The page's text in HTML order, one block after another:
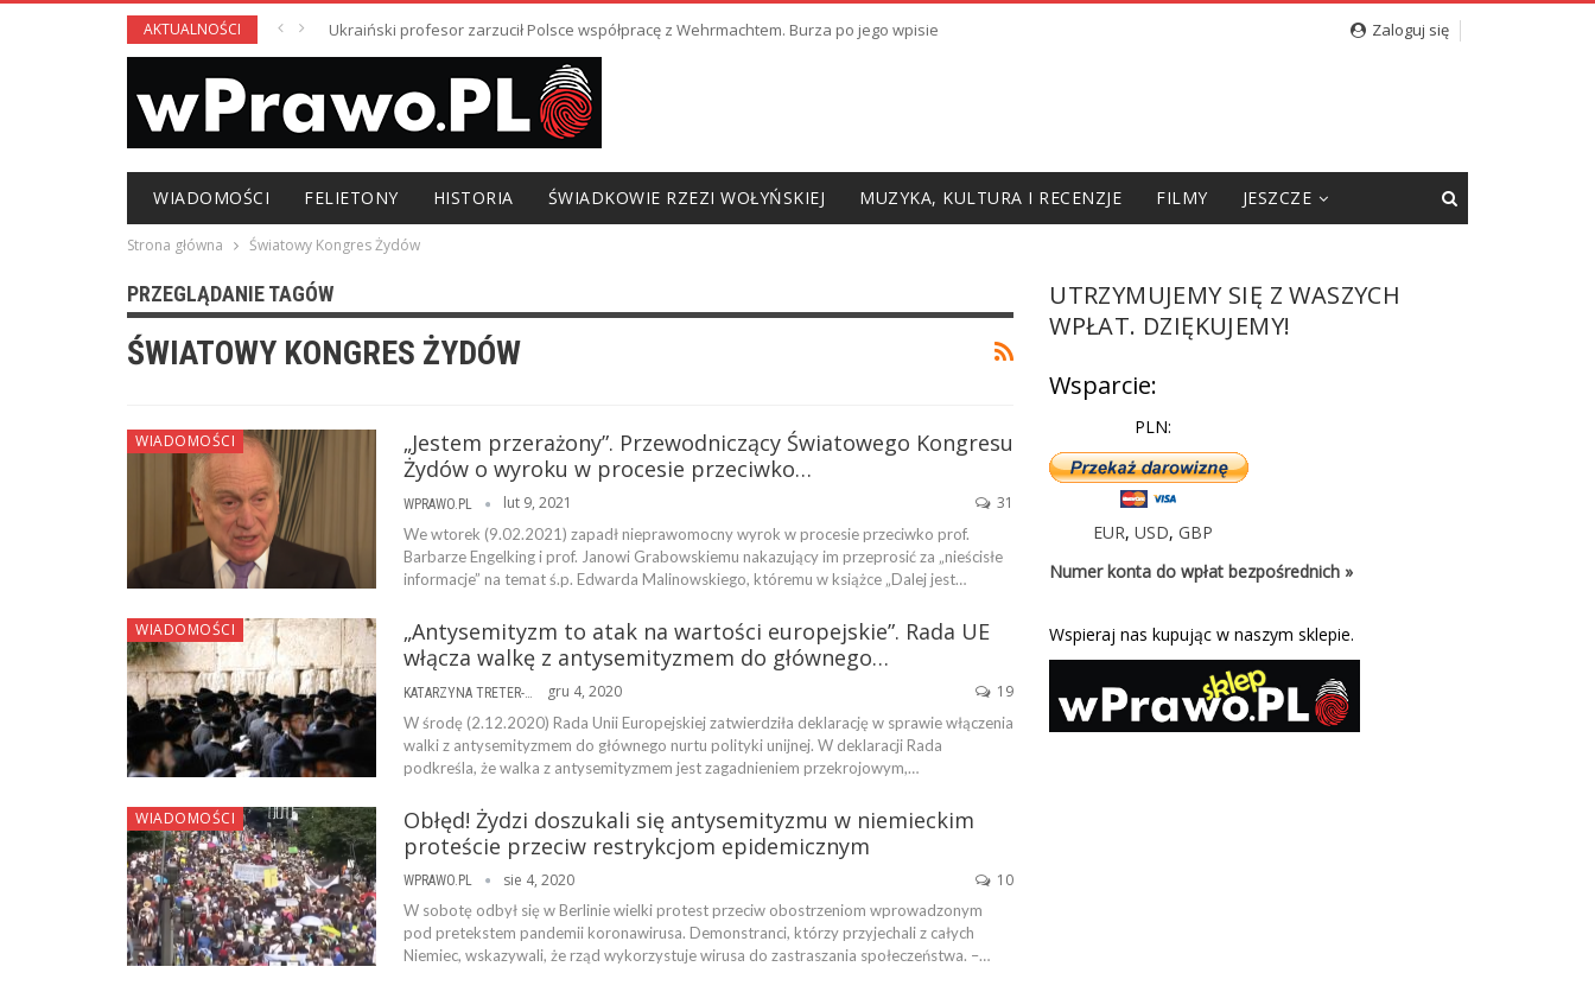
AKTUALNOŚCI Ukraiński profesor zarzucił Polsce współpracę z Wehrmachtem. Burza po jego wpisie Zaloguj się
WIADOMOŚCI FELIETONY HISTORIA ŚWIADKOWIE RZEZI WOŁYŃSKIEJ MUZYKA, KULTURA I RECENZJE FILMY JESZCZE
Strona główna Światowy Kongres Żydów
PRZEGLĄDANIE TAGÓW
ŚWIATOWY KONGRES ŻYDÓW
WIADOMOŚCI
„Jestem przerażony”. Przewodniczący Światowego Kongresu
Żydów o wyroku w procesie przeciwko…
WPRAWO.PL lut 9, 2021 31
We wtorek (9.02.2021) zapadł nieprawomocny wyrok w procesie przeciwko prof.
Barbarze Engelking i prof. Janowi Grabowskiemu nakazujący im przeprosić za „nieścisłe
informacje” na temat ś.p. Edwarda Malinowskiego, któremu w książce „Dalej jest…
WIADOMOŚCI
„Antysemityzm to atak na wartości europejskie”. Rada UE
włącza walkę z antysemityzmem do głównego…
gru 4, 2020 19
W środę (2.12.2020) Rada Unii Europejskiej zatwierdziła deklarację w sprawie włączenia
walki z antysemityzmem do głównego nurtu polityki unijnej. W deklaracji Rada
podkreśla, że ​​walka z antysemityzmem jest zagadnieniem przekrojowym,…
WIADOMOŚCI
Obłęd! Żydzi doszukali się antysemityzmu w niemieckim
proteście przeciw restrykcjom epidemicznym
WPRAWO.PL sie 4, 2020 10
W sobotę odbył się w Berlinie wielki protest przeciw obostrzeniom wprowadzonym
pod pretekstem pandemii koronawirusa. Demonstranci, którzy przyjechali z całych
Niemiec, wskazywali, że rząd wykorzystuje wirusa do zastraszania społeczeństwa. –…
UTRZYMUJEMY SIĘ Z WASZYCH
WPŁAT. DZIĘKUJEMY!
Wsparcie:
PLN:
EUR,USD,GBP
Numer konta do wpłat bezpośrednich »
Wspieraj nas kupując w naszym sklepie.